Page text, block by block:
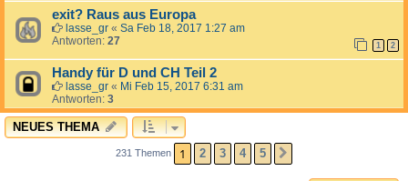
exit? Raus aus Europa
lasse_gr « Sa Feb 18, 2017 1:27 am
Antworten: 27 1 2
Handy für D und CH Teil 2
lasse_gr « Mi Feb 15, 2017 6:31 am
Antworten: 3
NEUES THEMA
231 Themen 1 2 3 4 5